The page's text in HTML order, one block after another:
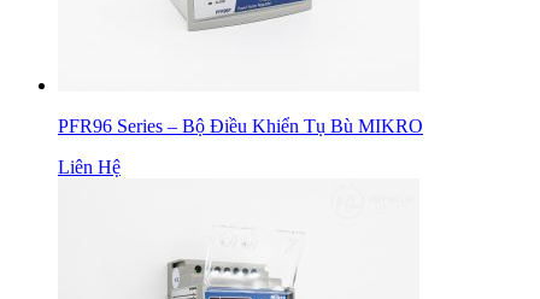
PFR96 Series – Bộ Điều Khiển Tụ Bù MIKRO
Liên Hệ